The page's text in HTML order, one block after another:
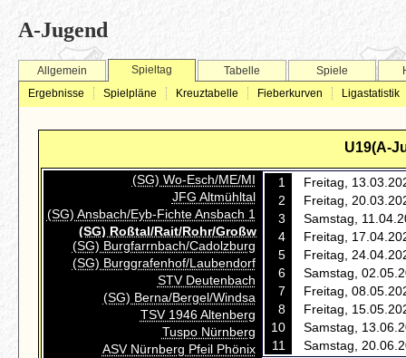
A-Jugend
Allgemein
Spieltag
Ergebnisse
Spielpläne Kreuztabelle Fieberkurven Ligastatistik
Tabelle Spiele
U19(A-
(SG) Wo-Esch/ME/MI
JFG Altmühltal
(SG) Ansbach/Eyb-Fichte Ansbach 1
(SG) Roßtal/Rait/Rohr/Großw
(SG) Burgfarrnbach/Cadolzburg
(SG) Burggrafenhof/Laubendorf
STV Deutenbach
(SG) Berna/Bergel/Windsa
TSV 1946 Altenberg
Tuspo Nürnberg
ASV Nürnberg Pfeil Phönix
1
Freitag,
2
Freitag,
3
Samstag,
4
Freitag,
5
Freitag,
6
Samstag,
7
Freitag,
8
Freitag,
10
Samstag,
11
Samstag,